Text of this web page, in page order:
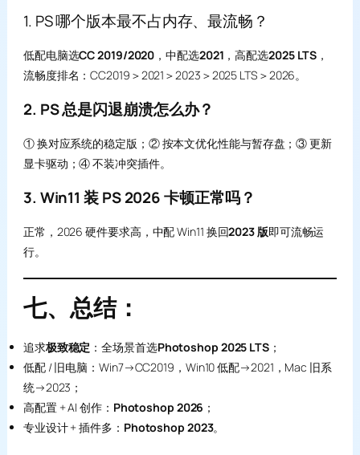
1. PS 哪个版本最不占内存、最流畅？
低配电脑选CC 2019/2020 ，中配选2021 ，高配选2025 LTS ，
流畅度排名：CC2019＞2021＞2023＞2025 LTS＞2026。
2. PS 总是闪退崩溃怎么办？
① 换对应系统的稳定版；② 按本文优化性能与暂存盘；③ 更新
显卡驱动；④ 不装冲突插件。
3. Win11 装 PS 2026 卡顿正常吗？
正常，2026 硬件要求高，中配 Win11 换回2023 版即可流畅运
行。
七、总结：
追求极致稳定 ：全场景首选Photoshop 2025 LTS；
低配 / 旧电脑：Win7→CC2019，Win10 低配→2021，Mac 旧系
统→2023；
高配置 + AI 创作： Photoshop 2026 ；
专业设计 + 插件多： Photoshop 2023。